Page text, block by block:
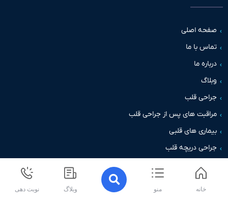
اصلی
با ما
ما
قلب
های پس از جراحی قلب
های قلبی
دریچه قلب
نوبت دهی